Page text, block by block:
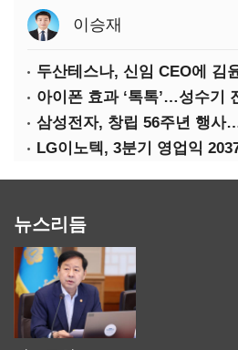
이승재
두산테스나, 신임 CEO에 김
아이폰 효과 ‘톡톡’…성수기
LG이노텍, 3분기 영업익
뉴스리듬